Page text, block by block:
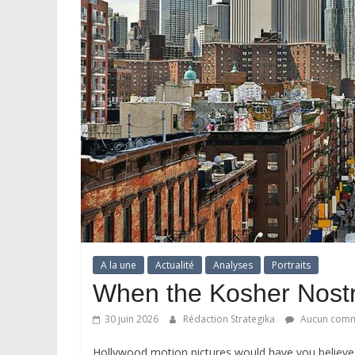
A la une Actualité Analyses Portraits
When the Kosher
30 juin 2026 Rédaction Strategika Aucun